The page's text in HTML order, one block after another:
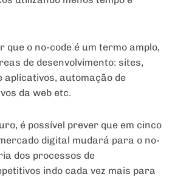
o no-code é um termo amplo,
de desenvolvimento: sites,
aplicativos, automação de
da web etc.
é possível prever que em cinco
digital mudará para o no-
dos processos de
indo cada vez mais para